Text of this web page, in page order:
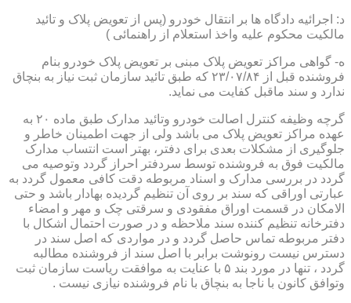
د: اجرائیه دادگاه ها بر انتقال خودرو (پس از تعویض پلاک و تائید
مالکیت محکوم علیه واخذ استعلام از راهنمائی )
ه- گواهی مراکز تعویض پلاک مبنی بر تعویض پلاک خودرو بنام
فروشنده قبل از ۲۳/۰۷/۸۴ که طبق تائید سازمان ثبت نیاز به بنچاق
ندارد و سند ماقبل کفایت می نماید.
گرچه وظیفه کنترل اصالت خودرو وتائید مدارک طبق ماده ۲۰ به
عهده مراکز تعویض پلاک می باشد ولی از جهت اطمینان خاطر و
جلوگیری از مشکلات بعدی برای دفتر، بهتر است انتساب مدارک
مالکیت فوق به فروشنده توسط سردفتر احراز گردد وتوصیه می
گردد در بررسی مدارک و اسناد مربوطه دقت کافی معمول گردد به
عبارتی اوراقی که سند بر روی آن تنظیم گردیده بهادار باشد و حتی
الامکان در قسمت اوراق مفقودی و سرقتی چک و مهر و امضاء
دفترخانه تنظیم کننده سند ملاحظه و در صورت احتمال اشکال با
دفتر مربوطه تماس حاصل گردد و در مواردی که اصل سند در
دسترس نیست رونوشت برابر با اصل سند از فروشنده مطالبه
گردد ، تنها در مورد بند ۵ با عنایت به موافقت ریاست سازمان ثبت
وتوافق کانون با ناجا به بنچاق با نام فروشنده نیازی نیست .